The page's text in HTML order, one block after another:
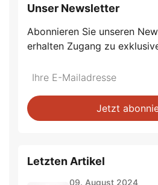
Unser Newsletter
Abonnieren Sie unseren
erhalten Zugang zu
Jetzt
Letzten Artikel
09. August 2024